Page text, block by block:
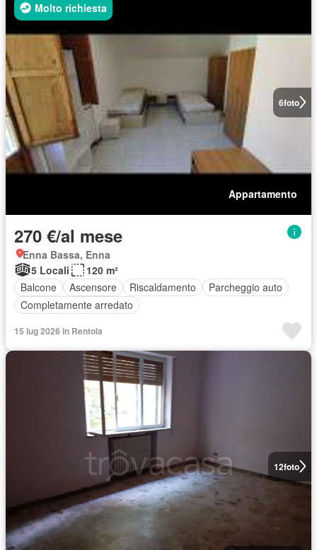
6foto
Molto richiesta
Appartamento
270 €/al mese
Enna Bassa, Enna
5 Locali
120 m²
Balcone
Ascensore Riscaldamento
Parcheggio auto
Completamente arredato
15 lug 2026 in Rentola
12foto